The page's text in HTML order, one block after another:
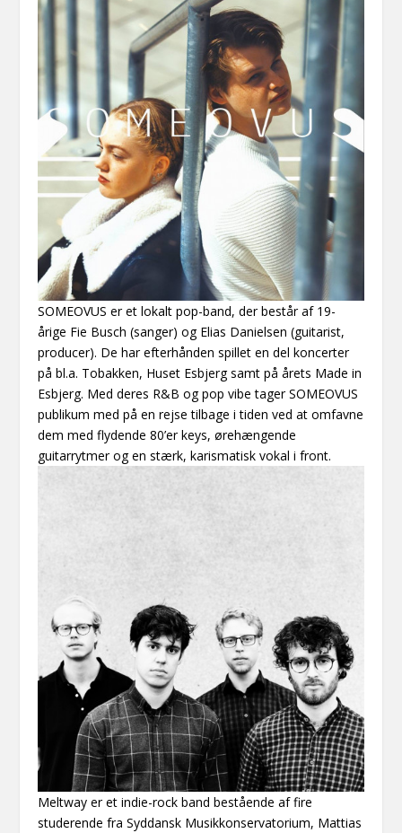
SOMEOVUS er et lokalt pop-band, der består af 19-
årige Fie Busch (sanger) og Elias Danielsen (guitarist,
producer). De har efterhånden spillet en del koncerter
på bl.a. Tobakken, Huset Esbjerg samt på årets Made in
Esbjerg. Med deres R&B og pop vibe tager SOMEOVUS
publikum med på en rejse tilbage i tiden ved at omfavne
dem med flydende 80’er keys, ørehængende
guitarrytmer og en stærk, karismatisk vokal i front.
Meltway er et indie-rock band bestående af fire
studerende fra Syddansk Musikkonservatorium, Mattias